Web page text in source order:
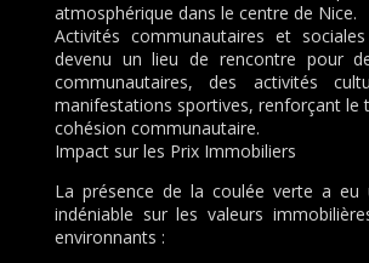
atmosphérique dans le centre de Nice.
Activités communautaires et
devenu un lieu de rencontre pour
communautaires, des activités
manifestations sportives, renforçant le
cohésion communautaire.
Impact sur les Prix Immobiliers
La présence de la coulée verte a
indéniable sur les valeurs
environnants :